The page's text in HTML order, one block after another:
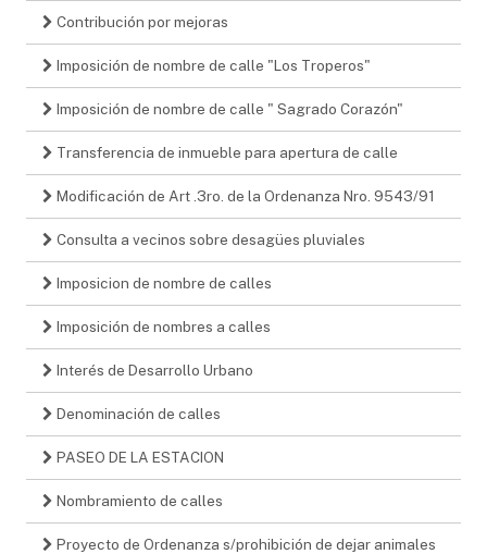
Contribución por mejoras
Imposición de nombre de calle "Los Troperos"
Imposición de nombre de calle " Sagrado Corazón"
Transferencia de inmueble para apertura de calle
Modificación de Art .3ro. de la Ordenanza Nro. 9543/91
Consulta a vecinos sobre desagües pluviales
Imposicion de nombre de calles
Imposición de nombres a calles
Interés de Desarrollo Urbano
Denominación de calles
PASEO DE LA ESTACION
Nombramiento de calles
Proyecto de Ordenanza s/prohibición de dejar animales